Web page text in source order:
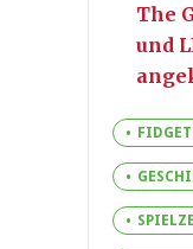
The
und